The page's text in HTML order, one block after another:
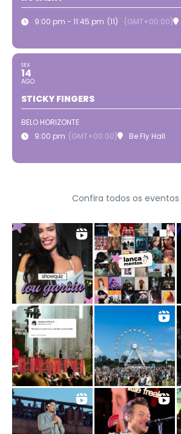
9:00 pm - 11:45 pm (11) (GMT+00:00)
SEX
14
AGO
STICKY FINGERS
BELO HORIZONTE
9:00 pm (GMT+00:00) Be Fly Hall
Confira todos os eventos